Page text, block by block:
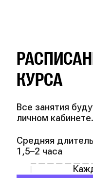
КУРСА
Все занятия
личном кабинете.
Средняя
1,5–2 часа